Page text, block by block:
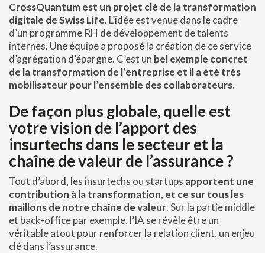
CrossQuantum est un projet clé de la transformation
digitale de Swiss Life. L’idée est venue dans le cadre
d’un programme RH de développement de talents
internes. Une équipe a proposé la création de ce service
d’agrégation d’épargne. C’est un bel exemple concret
de la transformation de l’entreprise et il a été très
mobilisateur pour l’ensemble des collaborateurs.
De façon plus globale, quelle est
votre vision de l’apport des
insurtechs dans le secteur et la
chaîne de valeur de l’assurance ?
Tout d’abord, les insurtechs ou startups apportent une
contribution à la transformation, et ce sur tous les
maillons de notre chaîne de valeur. Sur la partie middle
et back-office par exemple, l’IA se révèle être un
véritable atout pour renforcer la relation client, un enjeu
clé dans l’assurance.